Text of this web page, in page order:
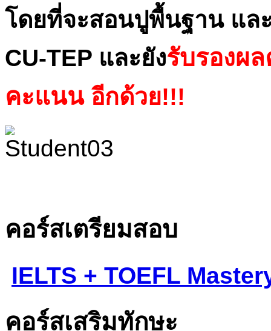
โดยที่จะสอนปูพื้นฐาน แล
CU-TEP และยังรับรองผ
คะแนนอีกด้วย!!!
คอร์สเตรียมสอบ
IELTS + TOEFL
คอร์สเสริมทักษะ